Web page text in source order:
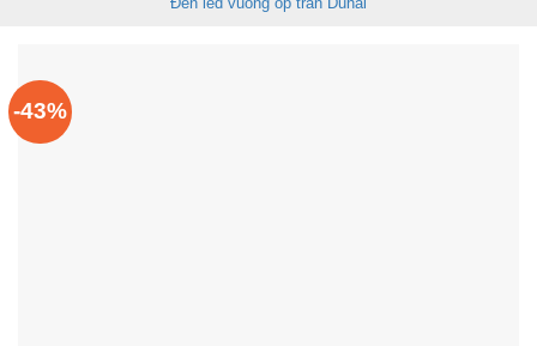
-43%